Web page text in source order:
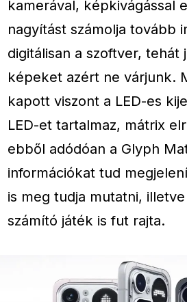
kamerával, képkivágással
nagyítást számolja tovább
digitálisan a szoftver, tehát
képeket azért ne várjunk.
kapott viszont a LED-es
LED-et tartalmaz, mátrix
ebből adódóan a Glyph
információkat tud
is meg tudja mutatni,
számító játék is fut rajta.